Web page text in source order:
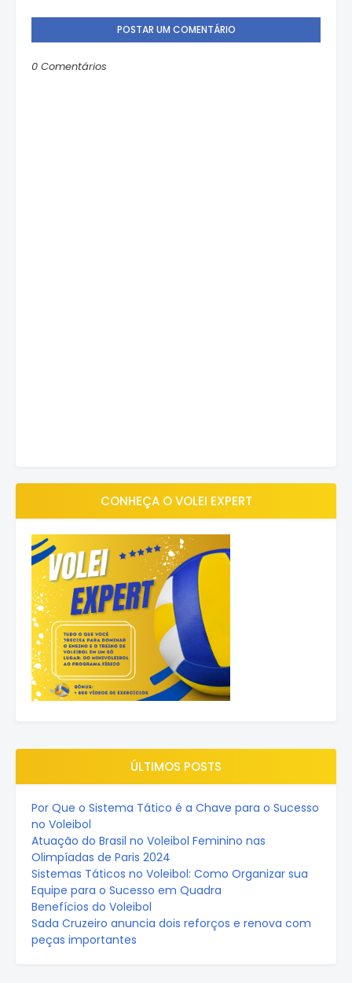
POSTAR UM COMENTÁRIO
0 Comentários
CONHEÇA O VOLEI EXPERT
ÚLTIMOS POSTS
Por Que o Sistema Tático é a Chave para o Sucesso
no Voleibol
Atuação do Brasil no Voleibol Feminino nas
Olimpíadas de Paris 2024
Sistemas Táticos no Voleibol: Como Organizar sua
Equipe para o Sucesso em Quadra
Benefícios do Voleibol
Sada Cruzeiro anuncia dois reforços e renova com
peças importantes